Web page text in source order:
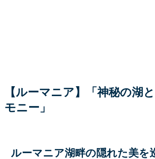
【ルーマニア】「神秘の湖
モニー」
ルーマニア湖畔の隠れた美を